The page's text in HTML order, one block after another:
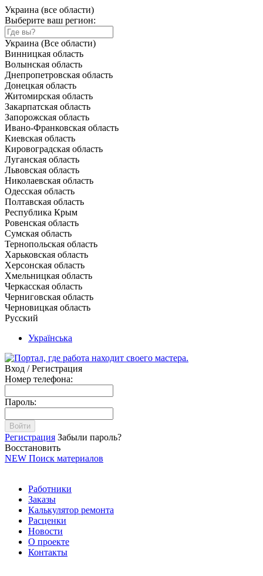
Украина (все области)
Выберите ваш регион:
Украина (Все области)
Винницкая область
Волынская область
Днепропетровская область
Донецкая область
Житомирская область
Закарпатская область
Запорожская область
Ивано-Франковская область
Киевская область
Кировоградская область
Луганская область
Львовская область
Николаевская область
Одесская область
Полтавская область
Республика Крым
Ровенская область
Сумская область
Тернопольская область
Харьковская область
Херсонская область
Хмельницкая область
Черкасская область
Черниговская область
Черновицкая область
Русский
Українська
Вход / Регистрация
Номер телефона:
Пароль:
Войти
Регистрация Забыли пароль?
Восстановить
NEW Поиск материалов
Работники
Заказы
Калькулятор ремонта
Расценки
Новости
О проекте
Контакты